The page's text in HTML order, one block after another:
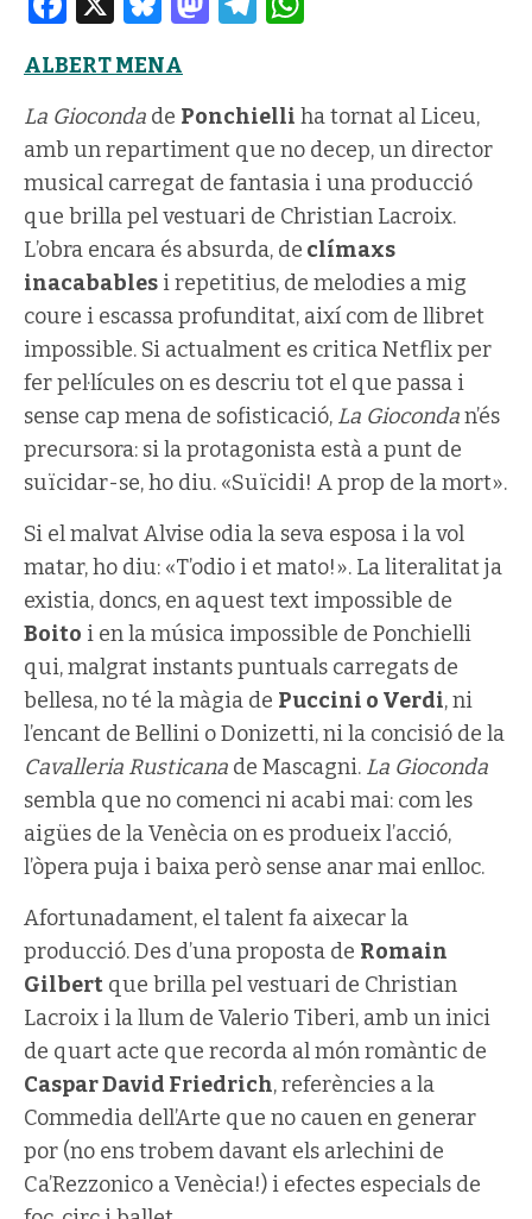
ALBERT MENA
La Gioconda de Ponchielli ha tornat al Liceu,
amb un repartiment que no decep, un director
musical carregat de fantasia i una producció
que brilla pel vestuari de Christian Lacroix.
L’obra encara és absurda, de clímaxs
inacabables i repetitius, de melodies a mig
coure i escassa profunditat, així com de llibret
impossible. Si actualment es critica Netflix per
fer pel·lícules on es descriu tot el que passa i
sense cap mena de sofisticació, La Giocondan’és
precursora: si la protagonista està a punt de
suïcidar-se, ho diu. «Suïcidi! A prop de la mort».
Si el malvat Alvise odia la seva esposa i la vol
matar, ho diu: «T’odio i et mato!». La literalitat ja
existia, doncs, en aquest text impossible de
Boito i en la música impossible de Ponchielli
qui, malgrat instants puntuals carregats de
bellesa, no té la màgia de Puccini o Verdi, ni
l’encant de Bellini o Donizetti, ni la concisió de la
Cavalleria Rusticana de Mascagni. La Gioconda
sembla que no comenci ni acabi mai: com les
aigües de la Venècia on es produeix l’acció,
l’òpera puja i baixa però sense anar mai enlloc.
Afortunadament, el talent fa aixecar la
producció. Des d’una proposta de Romain
Gilbert que brilla pel vestuari de Christian
Lacroix i la llum de Valerio Tiberi, amb un inici
de quart acte que recorda al món romàntic de
Caspar David Friedrich, referències a la
Commedia dell’Arte que no cauen en generar
por (no ens trobem davant els arlechini de
Ca’Rezzonico a Venècia!) i efectes especials de